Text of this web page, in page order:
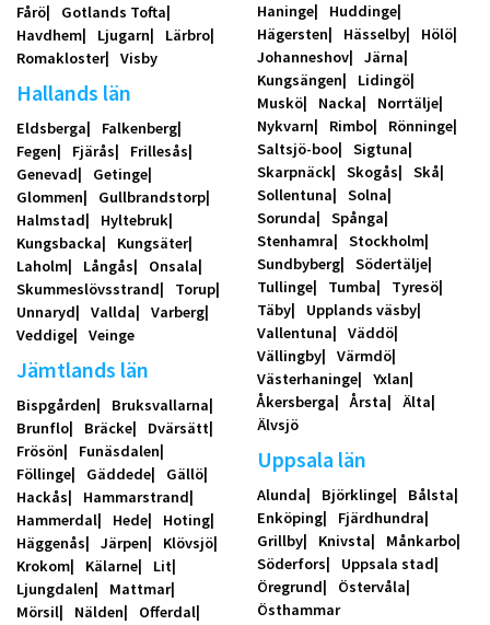
Fårö
Gotlands Tofta
Havdhem
Ljugarn
Lärbro
Romakloster
Visby
Hallands län
Eldsberga
Falkenberg
Fegen
Fjärås
Frillesås
Genevad
Getinge
Glommen
Gullbrandstorp
Halmstad
Hyltebruk
Kungsbacka
Kungsäter
Laholm
Långås
Onsala
Skummeslövsstrand
Torup
Unnaryd
Vallda
Varberg
Veddige
Veinge
Jämtlands län
Bispgården
Bruksvallarna
Brunflo
Bräcke
Dvärsätt
Frösön
Funäsdalen
Föllinge
Gäddede
Gällö
Hackås
Hammarstrand
Hammerdal
Hede
Hoting
Häggenås
Järpen
Klövsjö
Krokom
Kälarne
Lit
Ljungdalen
Mattmar
Mörsil
Nälden Offerdal
Haninge
Huddinge
Hägersten
Hässelby
Hölö
Johanneshov
Järna
Kungsängen
Lidingö
Muskö
Nacka
Norrtälje
Nykvarn
Rimbo
Rönninge
Saltsjö-boo
Sigtuna
Skarpnäck
Skogås
Skå
Sollentuna
Solna
Sorunda
Spånga
Stenhamra
Stockholm
Sundbyberg
Södertälje
Tullinge
Tumba
Tyresö
Täby
Upplands väsby
Vallentuna
Väddö
Vällingby
Värmdö
Västerhaninge
Yxlan
Åkersberga
Årsta
Älta
Älvsjö
Uppsala län
Alunda Björklinge
Bålsta
Enköping
Fjärdhundra
Grillby
Knivsta
Månkarbo
Söderfors
Uppsala stad
Öregrund
Östervåla
Östhammar